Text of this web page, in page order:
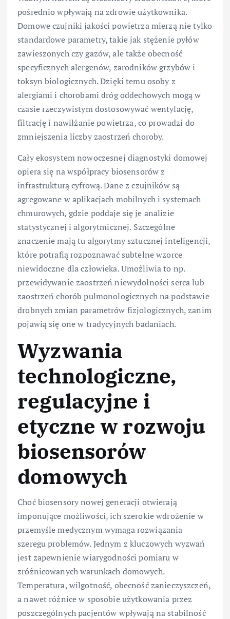
pośrednio wpływają na zdrowie użytkownika.
Domowe czujniki jakości powietrza mierzą nie tylko
standardowe parametry, takie jak stężenie pyłów
zawieszonych czy gazów, ale także obecność
specyficznych alergenów, zarodników grzybów i
toksyn biologicznych. Dzięki temu osoby z
alergiami i chorobami dróg oddechowych mogą w
czasie rzeczywistym dostosowywać wentylację,
filtrację i nawilżanie powietrza, co prowadzi do
zmniejszenia liczby zaostrzeń choroby.
Cały ekosystem nowoczesnej diagnostyki domowej
opiera się na współpracy biosensorów z
infrastrukturą cyfrową. Dane z czujników są
agregowane w aplikacjach mobilnych i systemach
chmurowych, gdzie poddaje się je analizie
statystycznej i algorytmicznej. Szczególne
znaczenie mają tu algorytmy sztucznej inteligencji,
które potrafią rozpoznawać subtelne wzorce
niewidoczne dla człowieka. Umożliwia to np.
przewidywanie zaostrzeń niewydolności serca lub
zaostrzeń chorób pulmonologicznych na podstawie
drobnych zmian parametrów fizjologicznych, zanim
pojawią się one w tradycyjnych badaniach.
Wyzwania
technologiczne,
regulacyjne i
etyczne w rozwoju
biosensorów
domowych
Choć biosensory nowej generacji otwierają
imponujące możliwości, ich szerokie wdrożenie w
przemyśle medycznym wymaga rozwiązania
szeregu problemów. Jednym z kluczowych wyzwań
jest zapewnienie wiarygodności pomiaru w
zróżnicowanych warunkach domowych.
Temperatura, wilgotność, obecność zanieczyszczeń,
a nawet różnice w sposobie użytkowania przez
poszczególnych pacjentów wpływają na stabilność